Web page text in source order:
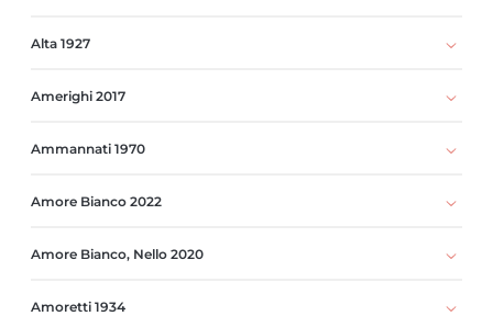
Alta 1927
Amerighi 2017
Ammannati 1970
Amore Bianco 2022
Amore Bianco, Nello 2020
Amoretti 1934